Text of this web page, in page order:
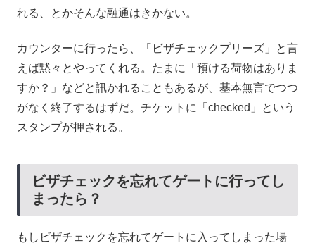
れる、とかそんな融通はきかない。
カウンターに行ったら、「ビザチェックプリーズ」と言
えば黙々とやってくれる。たまに「預ける荷物はありま
すか？」などと訊かれることもあるが、基本無言でつつ
がなく終了するはずだ。チケットに「checked」という
スタンプが押される。
ビザチェックを忘れてゲートに行ってし
まったら？
もしビザチェックを忘れてゲートに入ってしまった場